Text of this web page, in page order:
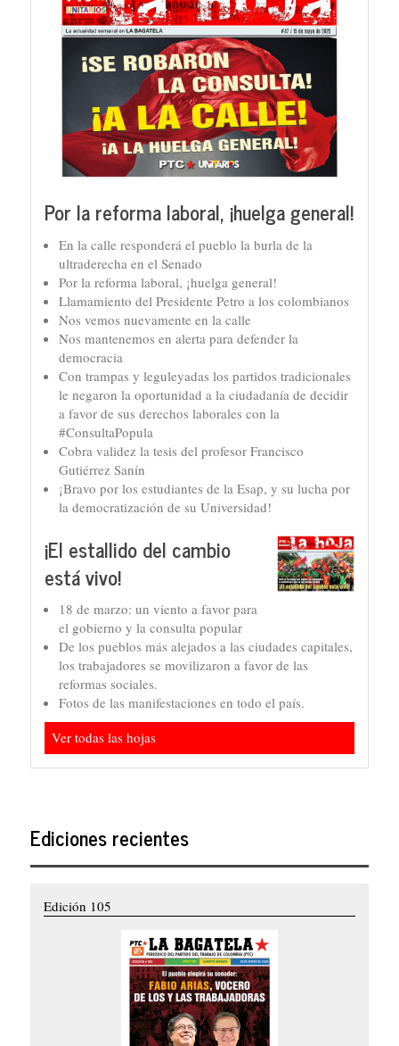
Por la reforma laboral, ¡huelga general!
En la calle responderá el pueblo la burla de la
ultraderecha en el Senado
Por la reforma laboral, ¡huelga general!
Llamamiento del Presidente Petro a los colombianos
Nos vemos nuevamente en la calle
Nos mantenemos en alerta para defender la
democracia
Con trampas y leguleyadas los partidos tradicionales
le negaron la oportunidad a la ciudadanía de decidir
a favor de sus derechos laborales con la
#ConsultaPopula
Cobra validez la tesis del profesor Francisco
Gutiérrez Sanín
¡Bravo por los estudiantes de la Esap, y su lucha por
la democratización de su Universidad!
¡El estallido del cambio
está vivo!
18 de marzo: un viento a favor para
el gobierno y la consulta popular
De los pueblos más alejados a las ciudades capitales,
los trabajadores se movilizaron a favor de las
reformas sociales.
Fotos de las manifestaciones en todo el país.
Ver todas las hojas
Ediciones recientes
Edición 105